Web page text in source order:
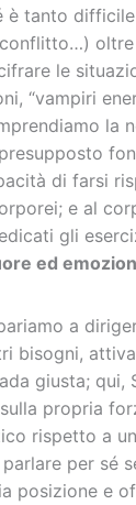
è tanto
le
“vampiri
la
di farsi
e al
gli
ed
a
bisogni,
giusta; qui,
propria
rispetto a
per sé
posizione e